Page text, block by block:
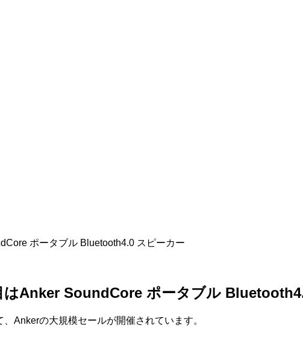
ポータブル Bluetooth4.0 スピーカー
Anker SoundCore ポータブル
Ankerの大規模セールが開催されています。